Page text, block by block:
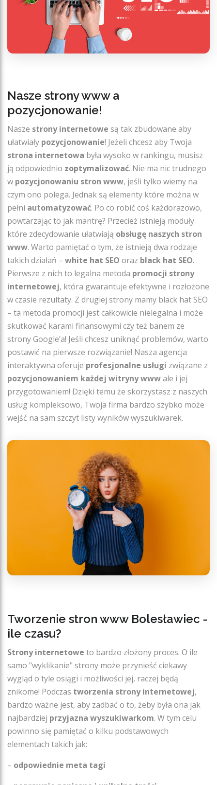
Nasze strony www a
pozycjonowanie!
Nasze strony internetowe są tak zbudowane aby
ułatwiały pozycjonowanie! Jeżeli chcesz aby Twoja
strona internetowa była wysoko w rankingu, musisz
ją odpowiednio zoptymalizować. Nie ma nic trudnego
w pozycjonowaniu stron www, jeśli tylko wiemy na
czym ono polega. Jednak są elementy które można w
pełni automatyzować. Po co robić coś każdorazowo,
powtarzając to jak mantrę? Przecież istnieją moduły
które zdecydowanie ułatwiają obsługę naszych stron
www. Warto pamiętać o tym, że istnieją dwa rodzaje
takich działań – white hat SEO oraz black hat SEO.
Pierwsze z nich to legalna metoda promocji strony
internetowej, która gwarantuje efektywne i rozłożone
w czasie rezultaty. Z drugiej strony mamy black hat SEO
– ta metoda promocji jest całkowicie nielegalna i może
skutkować karami finansowymi czy też banem ze
strony Google’a! Jeśli chcesz uniknąć problemów, warto
postawić na pierwsze rozwiązanie! Nasza agencja
interaktywna oferuje profesjonalne usługi związane z
pozycjonowaniem każdej witryny wwwale i jej
przygotowaniem! Dzięki temu że skorzystasz z naszych
usług kompleksowo, Twoja firma bardzo szybko może
wejść na sam szczyt listy wyników wyszukiwarek.
Tworzenie stron www Bolesławiec -
ile czasu?
Strony internetowe to bardzo złożony proces. O ile
samo "wyklikanie" strony może przynieść ciekawy
wygląd o tyle osiągi i możliwości jej, raczej będą
znikome! Podczas tworzenia strony internetowej,
bardzo ważne jest, aby zadbać o to, żeby była ona jak
najbardziej przyjazna wyszukiwarkom. W tym celu
powinno się pamiętać o kilku podstawowych
elementach takich jak:
– odpowiednie meta tagi